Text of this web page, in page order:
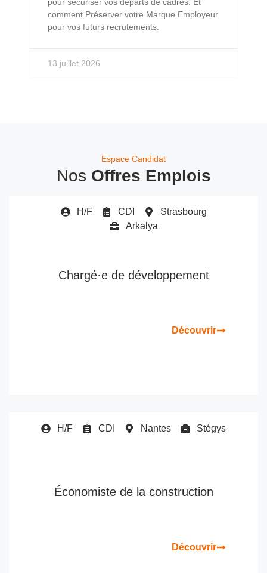
comment Préserver votre Marque Employeur
pour vos futurs recrutements.
13 juillet 2026
Espace Candidat
Nos Offres Emplois
H/F CDI
Strasbourg
Arkalya
Chargé·e de développement
Découvrir
H/F CDI Nantes Stégys
Économiste de la construction
Découvrir